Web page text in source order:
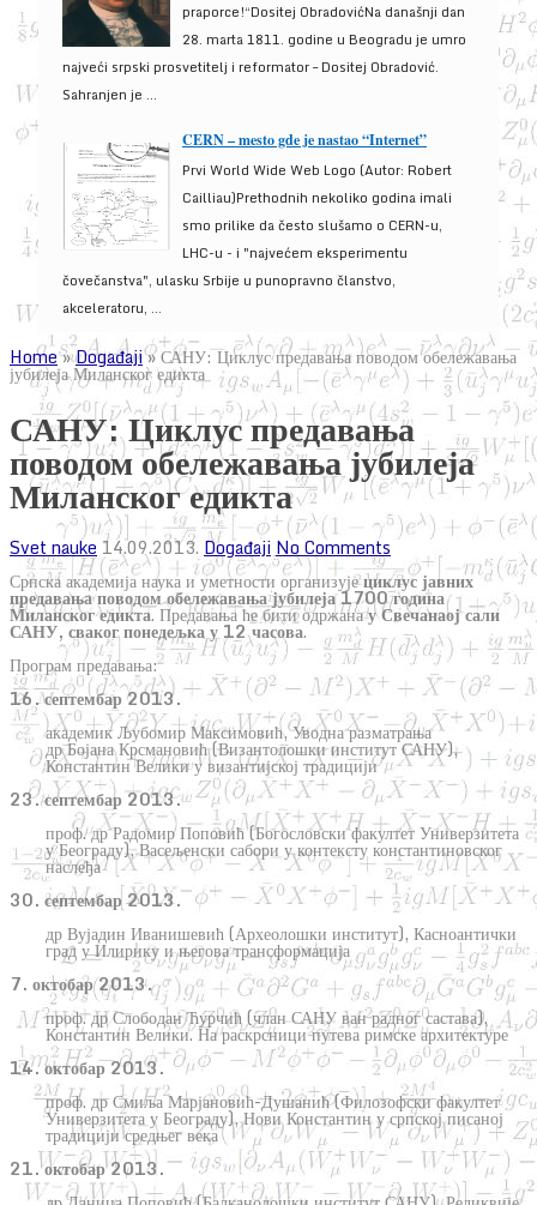
praporce!“Dositej ObradovićNa današnji dan
28. marta 1811. godine u Beogradu je umro
najveći srpski prosvetitelj i reformator – Dositej Obradović.
Sahranjen je ...
CERN – mesto gde je nastao “Internet”
Prvi World Wide Web Logo (Autor: Robert
Cailliau)Prethodnih nekoliko godina imali
smo prilike da često slušamo o CERN-u,
LHC-u - i "najvećem eksperimentu
čovečanstva", ulasku Srbije u punopravno članstvo,
akceleratoru, ...
Home»Događaji»САНУ: Циклус предавања поводом обележавања
јубилеја Миланског едикта
САНУ: Циклус предавања
поводом обележавања јубилеја
Миланског едикта
Svet nauke 14.09.2013. Događaji No Comments
Српска академија наука и уметности организујециклус јавних
предавања поводом обележавања јубилеја 1700 година
Миланског едикта. Предавања ће бити одржанау Свечанаој сали
САНУ, сваког понедељка у 12 часова.
Програм предавања:
16. септембар 2013.
академик Љубомир Максимовић, Уводна разматрања
др Бојана Крсмановић (Византолошки институт САНУ),
Константин Велики у византијској традицији
23. септембар 2013.
проф. др Радомир Поповић (Богословски факултет Универзитета
у Београду), Васељенски сабори у контексту константиновског
наслеђа
30. септембар 2013.
др Вујадин Иванишевић (Археолошки институт), Касноантички
град у Илирику и његова трансформација
7. октобар 2013.
проф. др Слободан Ћурчић (члан САНУ ван радног састава),
Константин Велики. На раскрсници путева римске архитектуре
14. октобар 2013.
проф. др Смиља Марјановић-Душанић (Филозофски факултет
Универзитета у Београду), Нови Константин у српској писаној
традицији средњег века
21. октобар 2013.